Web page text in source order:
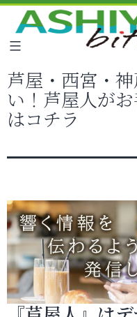
芦屋・西宮・
い！芦屋人が
はコチラ